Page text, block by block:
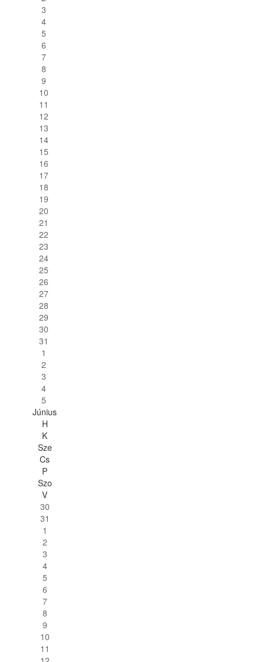
3
4
5
6
7
8
9
10
11
12
13
14
15
16
17
18
19
20
21
22
23
24
25
26
27
28
29
30
31
1
2
3
4
5
Június
H
K
Sze
Cs
P
Szo
V
30
31
1
2
3
4
5
6
7
8
9
10
11